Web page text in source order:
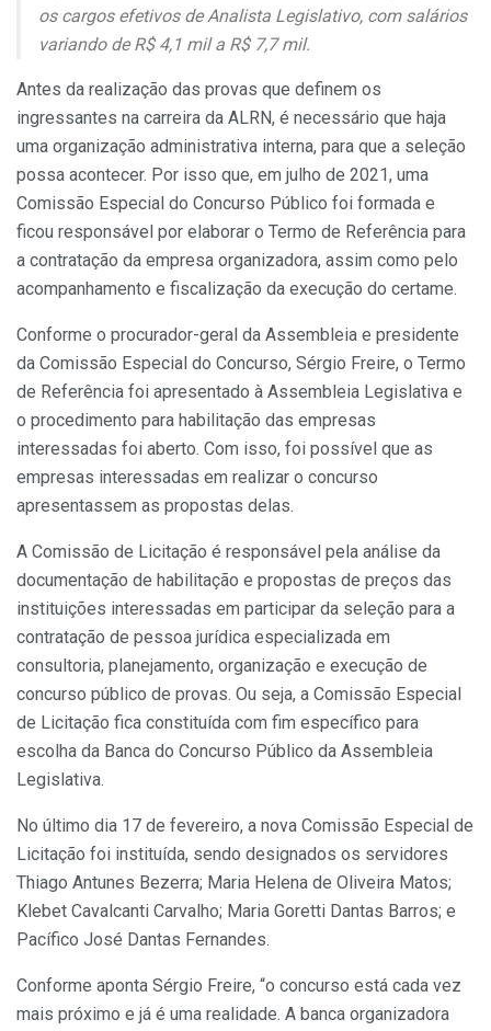
os cargos efetivos de Analista Legislativo, com salários
variando de R$ 4,1 mil a R$ 7,7 mil.
Antes da realização das provas que definem os
ingressantes na carreira da ALRN, é necessário que haja
uma organização administrativa interna, para que a seleção
possa acontecer. Por isso que, em julho de 2021, uma
Comissão Especial do Concurso Público foi formada e
ficou responsável por elaborar o Termo de Referência para
a contratação da empresa organizadora, assim como pelo
acompanhamento e fiscalização da execução do certame.
Conforme o procurador-geral da Assembleia e presidente
da Comissão Especial do Concurso, Sérgio Freire, o Termo
de Referência foi apresentado à Assembleia Legislativa e
o procedimento para habilitação das empresas
interessadas foi aberto. Com isso, foi possível que as
empresas interessadas em realizar o concurso
apresentassem as propostas delas.
A Comissão de Licitação é responsável pela análise da
documentação de habilitação e propostas de preços das
instituições interessadas em participar da seleção para a
contratação de pessoa jurídica especializada em
consultoria, planejamento, organização e execução de
concurso público de provas. Ou seja, a Comissão Especial
de Licitação fica constituída com fim específico para
escolha da Banca do Concurso Público da Assembleia
Legislativa.
No último dia 17 de fevereiro, a nova Comissão Especial de
Licitação foi instituída, sendo designados os servidores
Thiago Antunes Bezerra; Maria Helena de Oliveira Matos;
Klebet Cavalcanti Carvalho; Maria Goretti Dantas Barros; e
Pacífico José Dantas Fernandes.
Conforme aponta Sérgio Freire, “o concurso está cada vez
mais próximo e já é uma realidade. A banca organizadora